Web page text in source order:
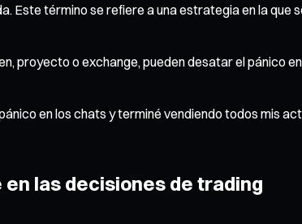
Este término se refiere a una estrategia en la
o exchange, pueden desatar el pánico
en los chats y terminé vendiendo todos mis
en las decisiones de trading